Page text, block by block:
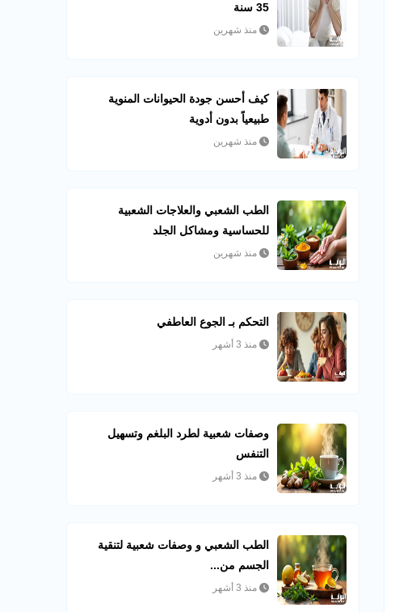
35 سنة
منذ شهرين
كيف أحسن جودة الحيوانات المنوية
طبيعياً بدون أدوية
منذ شهرين
الطب الشعبي والعلاجات الشعبية
للحساسية ومشاكل الجلد
منذ شهرين
التحكم بـ الجوع العاطفي
منذ 3 أشهر
وصفات شعبية لطرد البلغم وتسهيل
التنفس
منذ 3 أشهر
الطب الشعبي و وصفات شعبية لتنقية
الجسم من...
منذ 3 أشهر